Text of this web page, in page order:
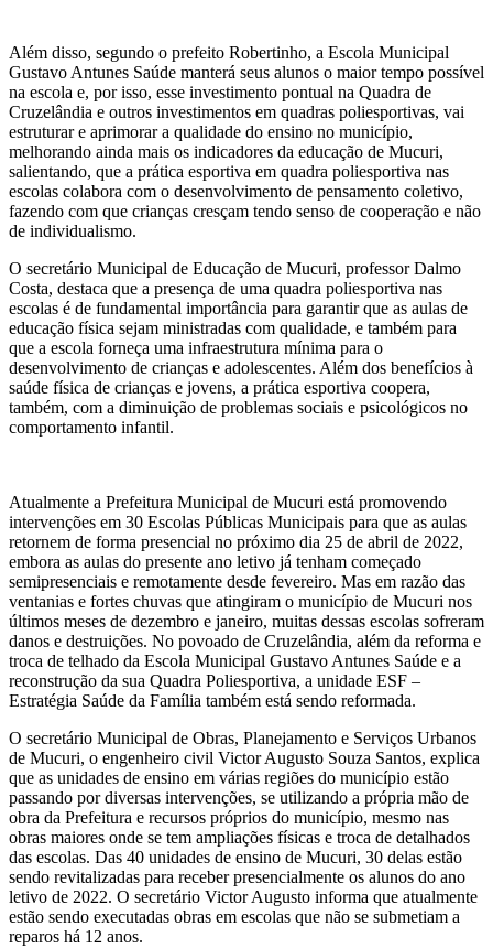
Além disso, segundo o prefeito Robertinho, a Escola Municipal
Gustavo Antunes Saúde manterá seus alunos o maior tempo possível
na escola e, por isso, esse investimento pontual na Quadra de
Cruzelândia e outros investimentos em quadras poliesportivas, vai
estruturar e aprimorar a qualidade do ensino no município,
melhorando ainda mais os indicadores da educação de Mucuri,
salientando, que a prática esportiva em quadra poliesportiva nas
escolas colabora com o desenvolvimento de pensamento coletivo,
fazendo com que crianças cresçam tendo senso de cooperação e não
de individualismo.
O secretário Municipal de Educação de Mucuri, professor Dalmo
Costa, destaca que a presença de uma quadra poliesportiva nas
escolas é de fundamental importância para garantir que as aulas de
educação física sejam ministradas com qualidade, e também para
que a escola forneça uma infraestrutura mínima para o
desenvolvimento de crianças e adolescentes. Além dos benefícios à
saúde física de crianças e jovens, a prática esportiva coopera,
também, com a diminuição de problemas sociais e psicológicos no
comportamento infantil.
Atualmente a Prefeitura Municipal de Mucuri está promovendo
intervenções em 30 Escolas Públicas Municipais para que as aulas
retornem de forma presencial no próximo dia 25 de abril de 2022,
embora as aulas do presente ano letivo já tenham começado
semipresenciais e remotamente desde fevereiro. Mas em razão das
ventanias e fortes chuvas que atingiram o município de Mucuri nos
últimos meses de dezembro e janeiro, muitas dessas escolas sofreram
danos e destruições. No povoado de Cruzelândia, além da reforma e
troca de telhado da Escola Municipal Gustavo Antunes Saúde e a
reconstrução da sua Quadra Poliesportiva, a unidade ESF –
Estratégia Saúde da Família também está sendo reformada.
O secretário Municipal de Obras, Planejamento e Serviços Urbanos
de Mucuri, o engenheiro civil Victor Augusto Souza Santos, explica
que as unidades de ensino em várias regiões do município estão
passando por diversas intervenções, se utilizando a própria mão de
obra da Prefeitura e recursos próprios do município, mesmo nas
obras maiores onde se tem ampliações físicas e troca de detalhados
das escolas. Das 40 unidades de ensino de Mucuri, 30 delas estão
sendo revitalizadas para receber presencialmente os alunos do ano
letivo de 2022. O secretário Victor Augusto informa que atualmente
estão sendo executadas obras em escolas que não se submetiam a
reparos há 12 anos.